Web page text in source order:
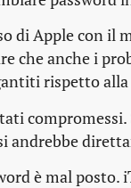
di Apple con
che anche i
rispetto
andrebbe
è mal posto.